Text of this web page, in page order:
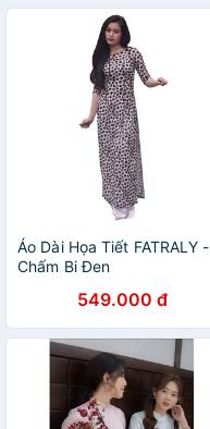
Áo Dài Họa Tiết FATRALY -
Chấm Bi Đen
549.000 đ